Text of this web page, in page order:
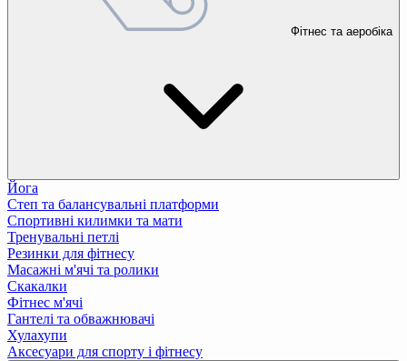
Фітнес та аеробіка
Йога
Степ та балансувальні платформи
Спортивні килимки та мати
Тренувальні петлі
Резинки для фітнесу
Масажні м'ячі та ролики
Скакалки
Фітнес м'ячі
Гантелі та обважнювачі
Хулахупи
Аксесуари для спорту і фітнесу